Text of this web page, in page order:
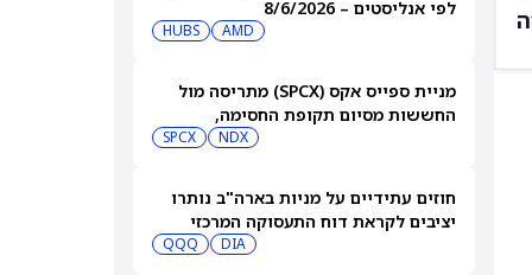
לפי אנליסטים – 8/6/2026
AMD
HUBS
מניית ספייס אקס (SPCX) מתריסה מול
החששות מסיום תקופת החסימה,
NDX
SPCX
חוזים עתידיים על מניות בארה"ב נותרו
יציבים לקראת דוח התעסוקה המרכזי
DIA
QQQ